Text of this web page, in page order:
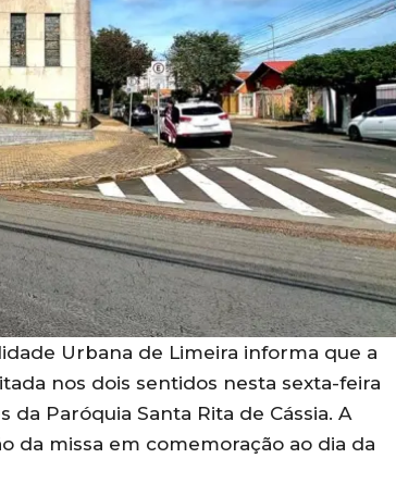
Urbana de Limeira informa que a
nos dois sentidos nesta sexta-feira
da Paróquia Santa Rita de Cássia. A
da missa em comemoração ao dia da